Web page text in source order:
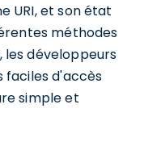
URI, et son état
méthodes
les développeurs
faciles d'accès
simple et